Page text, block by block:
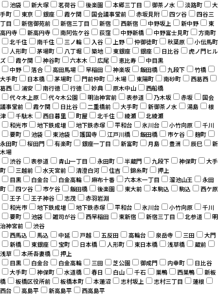
池袋
新大塚 茗荷谷 後楽園 本郷三丁目 御茶ノ水 淡路町
大
手町
東京 銀座 霞ケ関 国会議事堂前 赤坂見附 四ツ谷
四谷三
丁目
新宿御苑前 新宿三丁目 新宿 西新宿 中野坂上 新中野
東
高円寺
新高円寺 南阿佐ケ谷 荻窪 中野新橋 中野富士見町
方南町
北千住
南千住 三ノ輪 入谷 上野 仲御徒町 秋葉原
小伝馬町
人形町
茅場町 八丁堀 築地 東銀座 銀座 日比谷
虎ノ門ヒル
ズ
霞ケ関 神谷町 六本木 広尾 恵比寿
中目黒
中野
落合 高田馬場 早稲田 神楽坂 飯田橋 九段下
竹橋
大手町
日本橋 茅場町 門前仲町 木場 東陽町 南砂町
西葛西
葛西
浦安 南行徳 行徳 妙典 原木中山
西船橋
代々木上原
代々木公園 明治神宮前 表参道 乃木坂 赤坂
国会
議事堂前
霞ケ関 日比谷 二重橋前 大手町 新御茶ノ水 湯島
根
津
千駄木 西日暮里 町屋 北千住 綾瀬
北綾瀬
和光市
地下鉄成増 地下鉄赤塚 平和台 氷川台 小竹向原
千川
要町
池袋 東池袋 護国寺 江戸川橋 飯田橋 市ケ谷
麹町
永田町
桜田門 有楽町 銀座一丁目 新富町 月島 豊洲 辰巳
新
木場
渋谷
表参道 青山一丁目 永田町 半蔵門 九段下 神保町
大手
町
三越前 水天宮前 清澄白河 住吉 錦糸町
押上
目黒
白金台 白金高輪 麻布十番 六本木一丁目 溜池山王
永田
町
四ツ谷 市ケ谷 飯田橋 後楽園 東大前 本駒込 駒込
西ケ原
王子
王子神谷 志茂
赤羽岩淵
和光市
地下鉄成増 地下鉄赤塚 平和台 氷川台 小竹向原
千川
要町
池袋 雑司が谷 西早稲田 東新宿 新宿三丁目 北参道
明
治神宮前
渋谷
西馬込
馬込 中延 戸越 五反田 高輪台 泉岳寺 三田
大門
新橋
東銀座 宝町 日本橋 人形町 東日本橋 浅草橋
蔵前
浅草
本所吾妻橋
押上
目黒
白金台 白金高輪 三田 芝公園 御成門 内幸町
日比谷
大手町
神保町 水道橋 春日 白山 千石 巣鴨 西巣鴨
新板
橋
板橋区役所前 板橋本町 本蓮沼 志村坂上 志村三丁目
蓮根
西台
高島平 新高島平
西高島平